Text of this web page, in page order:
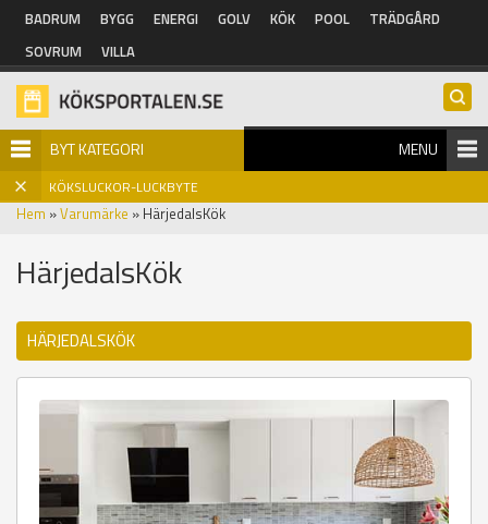
Hoppa till huvudinnehåll
BADRUM BYGG ENERGI GOLV KÖK POOL
TRÄDGÅRD
SOVRUM
VILLA
BYT KATEGORI MENU
KÖKSLUCKOR-LUCKBYTE
Hem »Varumärke » HärjedalsKök
HärjedalsKök
HÄRJEDALSKÖK